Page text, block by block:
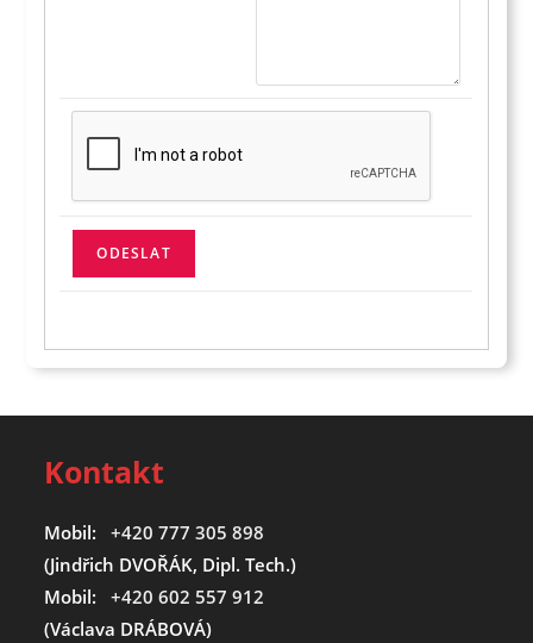
Kontakt
Mobil:+420 777 305 898
(Jindřich DVOŘÁK, Dipl. Tech.)
Mobil:+420 602 557 912
(Václava DRÁBOVÁ)